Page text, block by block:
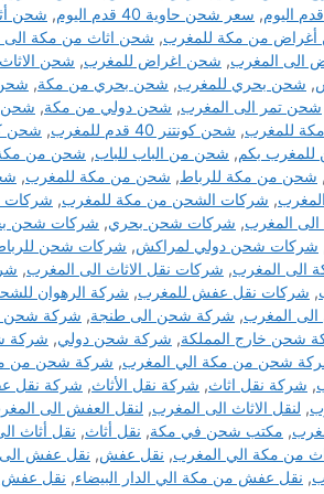
, سعر شحن حاوية 40 قدم اليوم , شحن
من مكة للمغرب, شحن اثاث من مكة الى
الى المغرب, شحن اغراض للمغرب, شحن
, شحن بحري للمغرب, شحن بحري من مكة,
شحن تمر الى المغرب, شحن دولي من مكة, شحن
للمغرب, شحن كونتنر 40 قدم للمغرب , شحن
بكم, شحن من الباب للباب, شحن من مكة
, شحن من مكة للرباط, شحن من مكة للمغرب,
, شركات الشحن من مكة للمغرب, شركات
المغرب, شركات شحن بحري, شركات شحن
شركات شحن دولي لمراكش, شركات شحن
المغرب, شركات نقل الاثاث الى المغرب,
, شركات نقل عفش للمغرب, شركة الرهوان
المغرب, شركة شحن الى طنجة, شركة شحن
شحن خارج المملكة, شركة شحن دولي, شركة
شحن من مكة الي المغرب, شركة شحن من
, شركة نقل اثاث, شركة نقل الأثاث, شركة نقل
, لنقل الاثاث الى المغرب, لنقل العفش الى
, مكتب شحن في مكة, نقل أثاث, نقل أثاث
من مكة الي المغرب, نقل عفش, نقل عفش
, نقل عفش من مكة الي الدار البيضاء, نقل عفش